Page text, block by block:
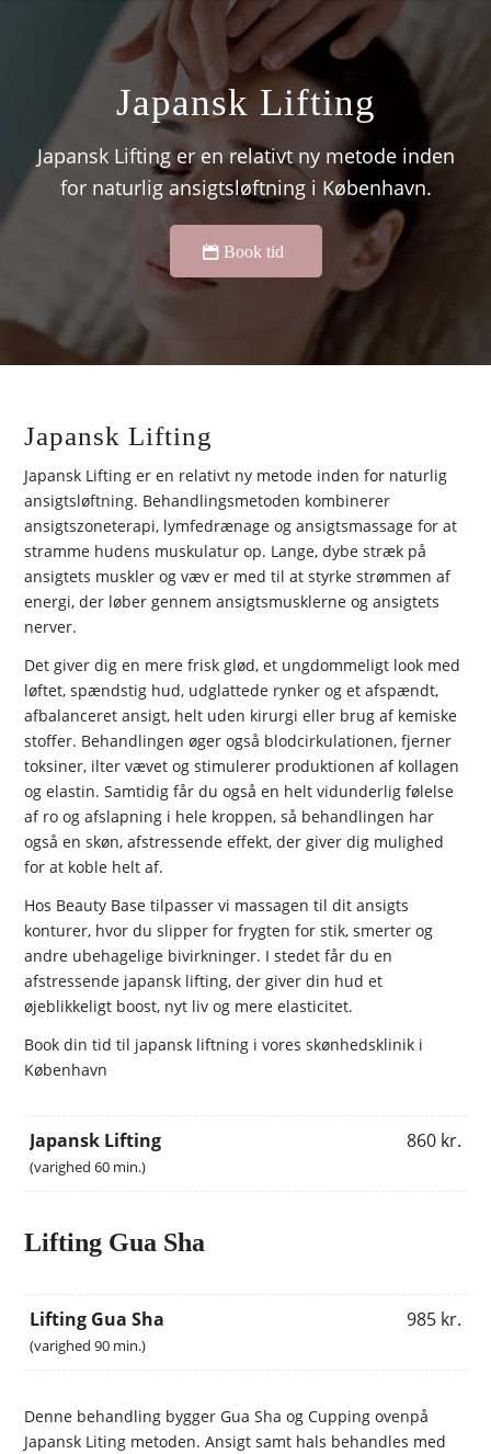
Japansk Lifting
Japansk Lifting er en relativt ny metode inden
for naturlig ansigtsløftning i København.
Book tid
Japansk Lifting
Japansk Lifting er en relativt ny metode inden for naturlig
ansigtsløftning. Behandlingsmetoden kombinerer
ansigtszoneterapi, lymfedrænage og ansigtsmassage for at
stramme hudens muskulatur op. Lange, dybe stræk på
ansigtets muskler og væv er med til at styrke strømmen af
energi, der løber gennem ansigtsmusklerne og ansigtets
nerver.
Det giver dig en mere frisk glød, et ungdommeligt look med
løftet, spændstig hud, udglattede rynker og et afspændt,
afbalanceret ansigt, helt uden kirurgi eller brug af kemiske
stoffer. Behandlingen øger også blodcirkulationen, fjerner
toksiner, ilter vævet og stimulerer produktionen af kollagen
og elastin. Samtidig får du også en helt vidunderlig følelse
af ro og afslapning i hele kroppen, så behandlingen har
også en skøn, afstressende effekt, der giver dig mulighed
for at koble helt af.
Hos Beauty Base tilpasser vi massagen til dit ansigts
konturer, hvor du slipper for frygten for stik, smerter og
andre ubehagelige bivirkninger. I stedet får du en
afstressende japansk lifting, der giver din hud et
øjeblikkeligt boost, nyt liv og mere elasticitet.
Book din tid til japansk liftning i vores skønhedsklinik i
København
Japansk Lifting 860 kr.
(varighed 60 min.)
Lifting Gua Sha
Lifting Gua Sha 985 kr.
(varighed 90 min.)
Denne behandling bygger Gua Sha og Cupping ovenpå
Japansk Liting metoden. Ansigt samt hals behandles med